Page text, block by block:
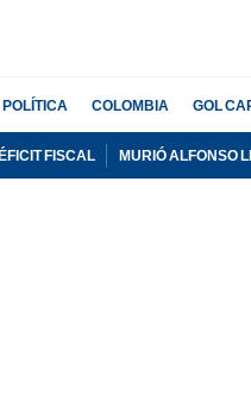
POLÍTICA COLOMBIA GOL
FISCAL MURIÓ ALFONSO